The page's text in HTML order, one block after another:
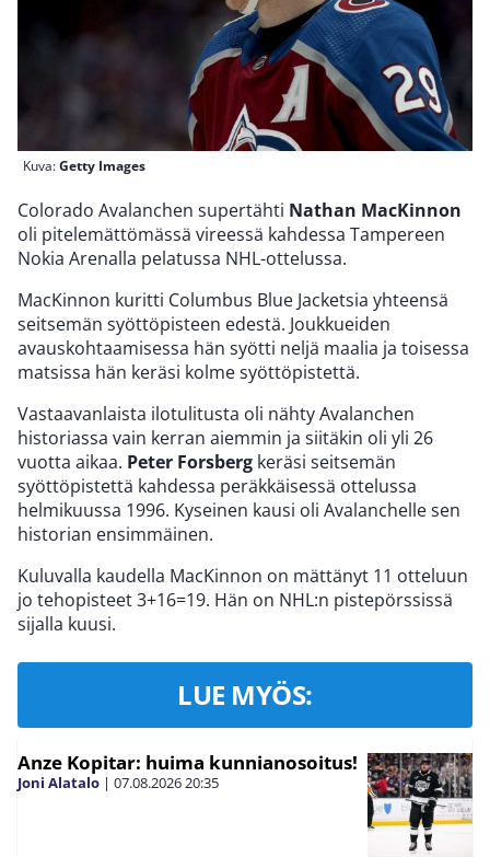
Kuva:Getty Images
Colorado Avalanchen supertähti Nathan MacKinnon
oli pitelemättömässä vireessä kahdessa Tampereen
Nokia Arenalla pelatussa NHL-ottelussa.
MacKinnon kuritti Columbus Blue Jacketsia yhteensä
seitsemän syöttöpisteen edestä. Joukkueiden
avauskohtaamisessa hän syötti neljä maalia ja toisessa
matsissa hän keräsi kolme syöttöpistettä.
Vastaavanlaista ilotulitusta oli nähty Avalanchen
historiassa vain kerran aiemmin ja siitäkin oli yli 26
vuotta aikaa. Peter Forsberg keräsi seitsemän
syöttöpistettä kahdessa peräkkäisessä ottelussa
helmikuussa 1996. Kyseinen kausi oli Avalanchelle sen
historian ensimmäinen.
Kuluvalla kaudella MacKinnon on mättänyt 11 otteluun
jo tehopisteet 3+16=19. Hän on NHL:n pistepörssissä
sijalla kuusi.
LUE MYÖS:
Anze Kopitar: huima kunnianosoitus!
Joni Alatalo | 07.08.202620:35